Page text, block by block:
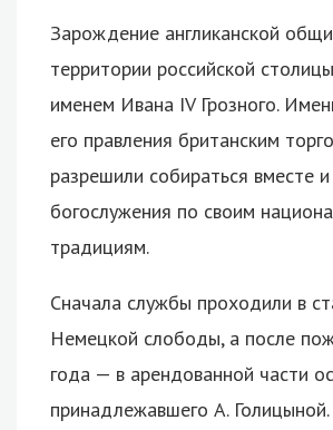
Зарождение англиканской
территории российской
именем Ивана IV Грозного.
его правления британским
разрешили собираться вместе
богослужения по своим
традициям.
Сначала службы проходили в
Немецкой слободы, а после
года — в арендованной части
принадлежавшего А.